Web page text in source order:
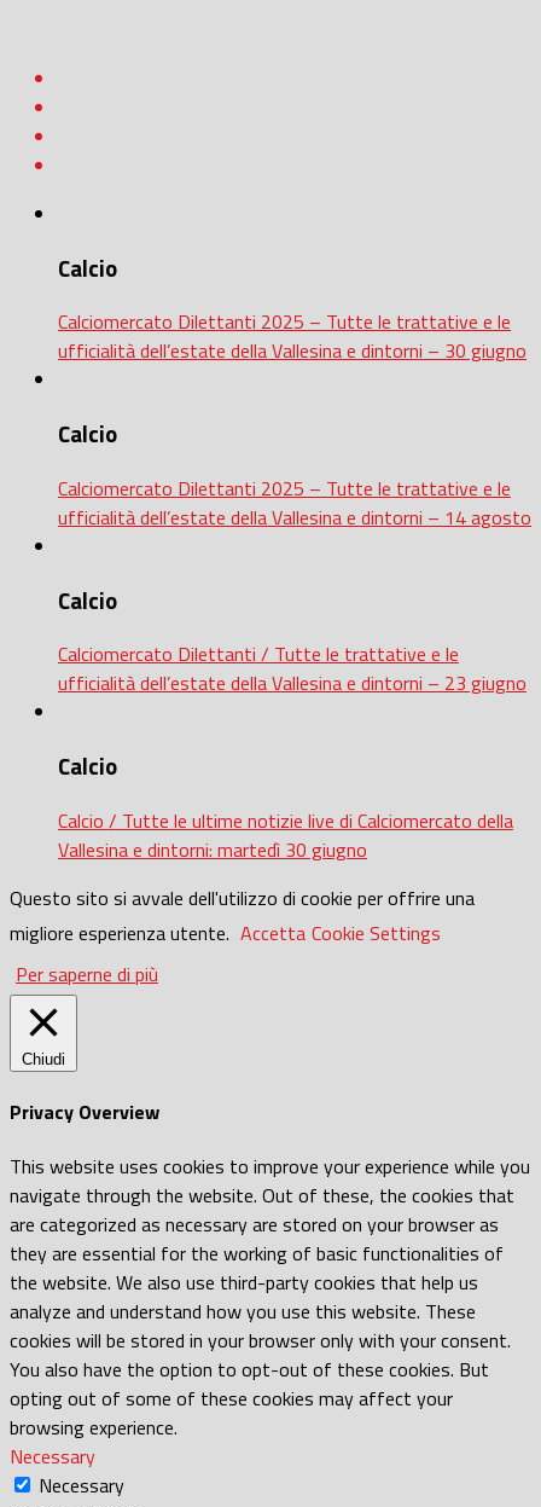
Calcio
Calciomercato Dilettanti 2025 – Tutte le trattative e le
ufficialità dell’estate della Vallesina e dintorni – 30 giugno
Calcio
Calciomercato Dilettanti 2025 – Tutte le trattative e le
ufficialità dell’estate della Vallesina e dintorni – 14 agosto
Calcio
Calciomercato Dilettanti / Tutte le trattative e le
ufficialità dell’estate della Vallesina e dintorni – 23 giugno
Calcio
Calcio / Tutte le ultime notizie live di Calciomercato della
Vallesina e dintorni: martedì 30 giugno
Questo sito si avvale dell'utilizzo di cookie per offrire una
migliore esperienza utente. Accetta Cookie Settings
Per saperne di più
Chiudi
Privacy Overview
This website uses cookies to improve your experience while you
navigate through the website. Out of these, the cookies that
are categorized as necessary are stored on your browser as
they are essential for the working of basic functionalities of
the website. We also use third-party cookies that help us
analyze and understand how you use this website. These
cookies will be stored in your browser only with your consent.
You also have the option to opt-out of these cookies. But
opting out of some of these cookies may affect your
browsing experience.
Necessary
Necessary